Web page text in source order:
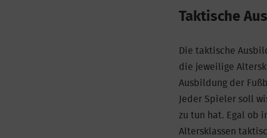
Taktische
Die taktische
die jeweilige
Ausbildung der
Jeder Spieler soll
zu tun hat. Egal ob
Altersklassen